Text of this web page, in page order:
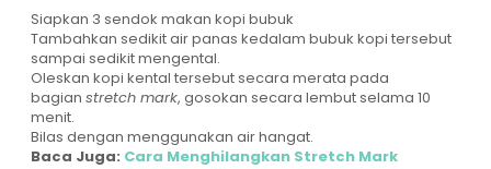
Siapkan 3 sendok makan kopi bubuk
Tambahkan sedikit air panas kedalam bubuk kopi tersebut
sampai sedikit mengental.
Oleskan kopi kental tersebut secara merata pada
bagian stretch mark, gosokan secara lembut selama 10
menit.
Bilas dengan menggunakan air hangat.
Baca Juga: Cara Menghilangkan Stretch Mark